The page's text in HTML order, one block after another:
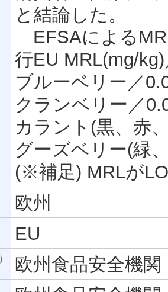
と結論した。
EFSAによる
行EU MRL(mg/
ブルーベリー／
クランベリー／
カラント(黒、赤
グーズベリー(緑
(※補足) MRLが
欧州
EU
欧州食品安全機関